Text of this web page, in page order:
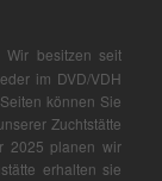
Wir besitzen seit
im DVD/VDH
können Sie
Zuchtstätte
2025 planen wir
erhalten sie